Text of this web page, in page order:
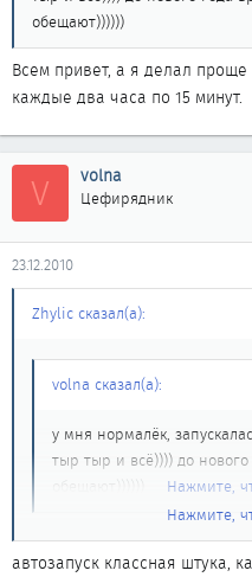
обещают))))))
Всем привет, а я делал проще
каждые два часа по 15 минут.
V volna
Цефирядник
23.12.2010
Zhylic сказал(а):
volna сказал(а):
у мня нормалёк,
тыр тыр и всё)))) до
Нажмите,
каждые два часа по 15 минут.
Нажмите,
автозапуск классная штука,